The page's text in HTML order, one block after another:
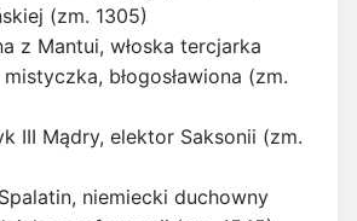
(zm. 1305)
z Mantui, włoska tercjarka
błogosławiona (zm.
III Mądry, elektor Saksonii (zm.
niemiecki duchowny